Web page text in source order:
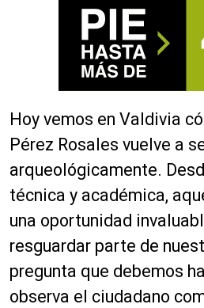
Hoy vemos en Valdivia
Pérez Rosales vuelve a
arqueológicamente.
técnica y académica,
una oportunidad
resguardar parte de
pregunta que debemos
observa el ciudadano